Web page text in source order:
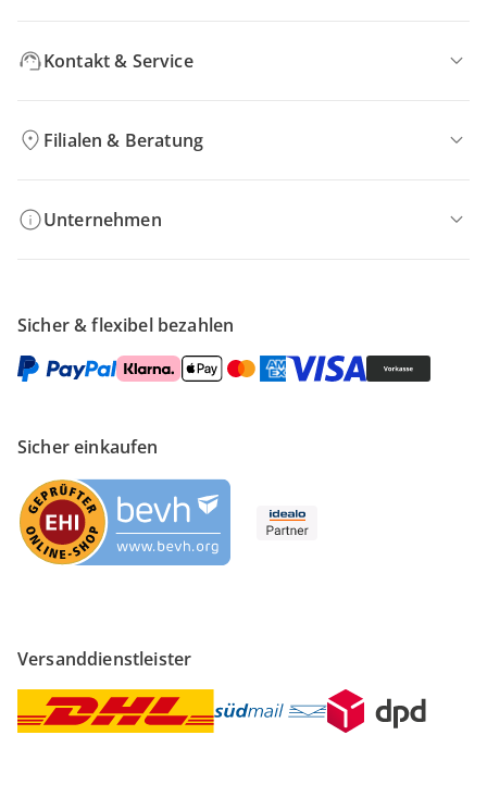
Kontakt & Service
Filialen & Beratung
Unternehmen
Sicher & flexibel bezahlen
Sicher einkaufen
Versanddienstleister